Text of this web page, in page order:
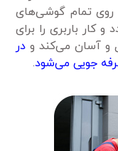
روی تمام گوشی‌های
کار باربری را برای
و آسان می‌کند و در
جویی می‌شود.